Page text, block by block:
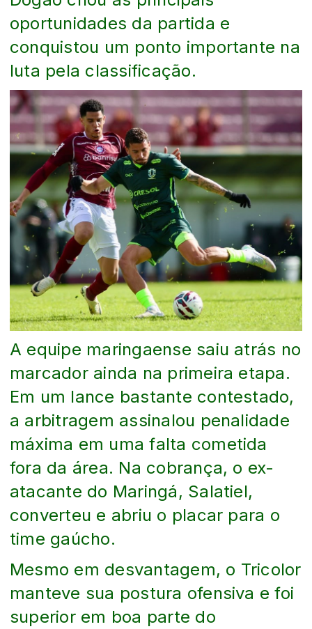
oportunidades da partida e
conquistou um ponto importante na
luta pela classificação.
A equipe maringaense saiu atrás no
marcador ainda na primeira etapa.
Em um lance bastante contestado,
a arbitragem assinalou penalidade
máxima em uma falta cometida
fora da área. Na cobrança, o ex-
atacante do Maringá, Salatiel,
converteu e abriu o placar para o
time gaúcho.
Mesmo em desvantagem, o Tricolor
manteve sua postura ofensiva e foi
superior em boa parte do